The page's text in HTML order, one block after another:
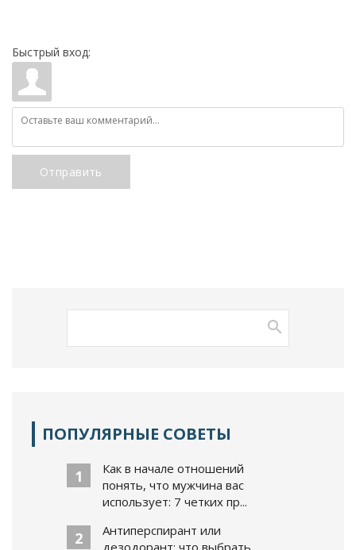
Быстрый вход:
Отправить
ПОПУЛЯРНЫЕ СОВЕТЫ
1
Как в начале отношений
понять, что мужчина вас
использует: 7 четких пр...
2
Антиперспирант или
дезодорант: что выбрать,